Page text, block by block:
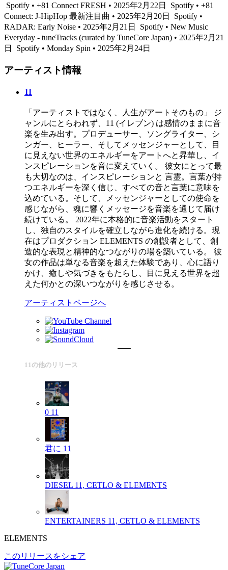
Spotify • +81 Connect FRESH • 2025年2月22日
Spotify • +81
Connect: J-HipHop 最新注目曲 • 2025年2月20日
Spotify •
RADAR: Early Noise • 2025年2月21日
Spotify • New Music
Everyday - tuneTracks (curated by TuneCore Japan) • 2025年2月21
日
Spotify • Monday Spin • 2025年2月24日
アーティスト情報
11
「アーティストではなく、人生がアートそのもの」 ジ
ャンルにとらわれず、11 (イレブン) は感情のままに音
楽を生み出す。プロデューサー、ソングライター、シ
ンガー、ヒーラー、そしてメッセンジャーとして、目
に見えない世界のエネルギーをアートへと昇華し、イ
ンスピレーションを音に変えていく。 彼女にとって最
も大切なのは、インスピレーションと 言霊。言葉が持
つエネルギーを深く信じ、すべての音と言葉に意味を
込めている。そして、メッセンジャーとしての使命を
感じながら、魂に響くメッセージを音楽を通じて届け
続けている。 2022年に本格的に音楽活動をスタート
し、独自のスタイルを確立しながら進化を続ける。現
在はプロダクション ELEMENTS の創設者として、創
造的な表現と精神的なつながりの場を築いている。 彼
女の作品は単なる音楽を超えた体験であり、心に語り
かけ、癒しや気づきをもたらし、目に見える世界を超
えた何かとの深いつながりを感じさせる。
アーティストページへ
11の他のリリース
0 11
君に 11
DIESEL 11, CETLO & ELEMENTS
ENTERTAINERS 11, CETLO & ELEMENTS
ELEMENTS
このリリースをシェア